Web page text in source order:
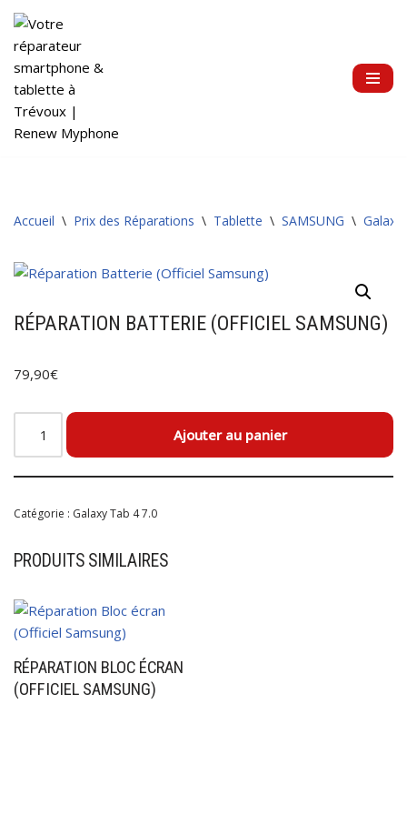
Aller
au
contenu
Accueil \ Prix des Réparations \ Tablette \ SAMSUNG \ Galaxy
RÉPARATION BATTERIE (OFFICIEL SAMSUNG)
79,90€
Ajouter au panier
Catégorie : Galaxy Tab 4 7.0
PRODUITS SIMILAIRES
RÉPARATION BLOC ÉCRAN
(OFFICIEL SAMSUNG)